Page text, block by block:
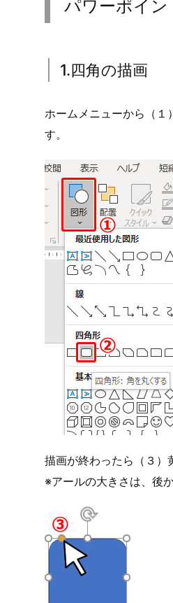
1.1. 1.四角の描画
1.4.5.自由に変形して
3.補足情報
パワーポイン
1.四角の描画
ホームメニューから（